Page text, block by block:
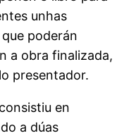
unhas
poderán
a obra finalizada,
presentador.
en
a dúas